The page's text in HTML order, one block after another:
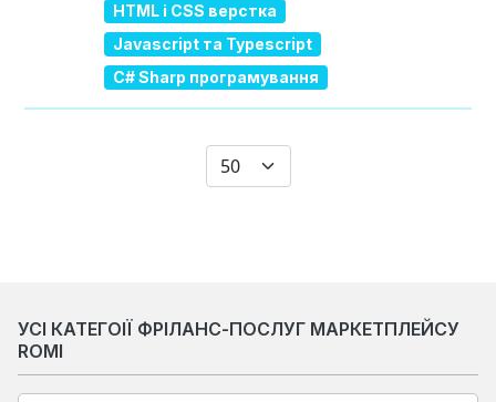
HTML і CSS верстка
Javascript та Typescript
C# Sharp програмування
Показувати
УСІ КАТЕГОІЇ ФРІЛАНС-ПОСЛУГ МАРКЕТПЛЕЙСУ
ROMI